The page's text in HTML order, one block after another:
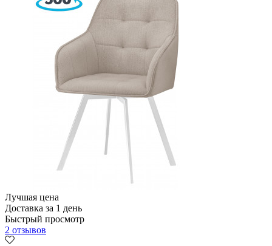
Лучшая цена
Доставка за 1 день
Быстрый просмотр
2 отзывов